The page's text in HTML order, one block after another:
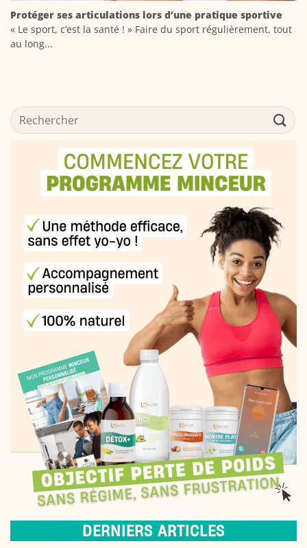
Protéger ses articulations lors d’une pratique sportive
« Le sport, c’est la santé ! » Faire du sport régulièrement, tout
au long...
DERNIERS ARTICLES